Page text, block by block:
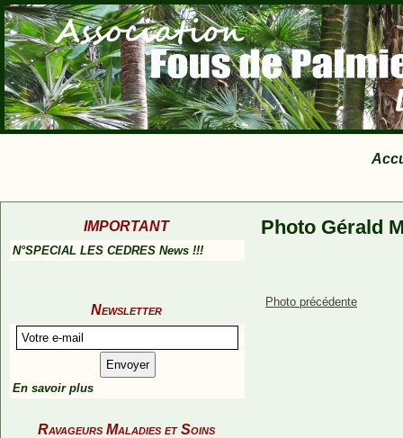
IMPORTANT
N°SPECIAL LES CEDRES News !!!
Newsletter
En savoir plus
Ravageurs Maladies et Soins
Photo Gérald
Photo précédente